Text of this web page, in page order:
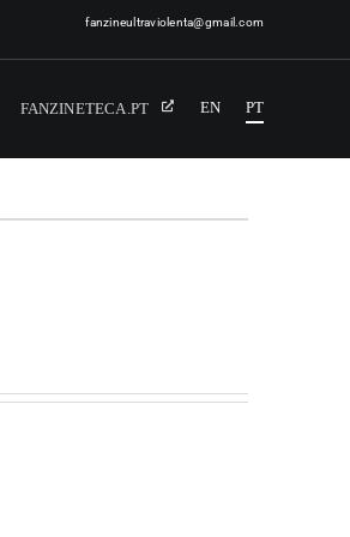
fanzineultraviolenta@gmail.com
FANZINETECA.PT EN PT